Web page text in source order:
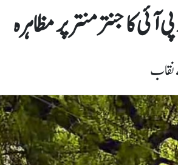
کا جنتر منتر پر مظاہرہ
نقاب